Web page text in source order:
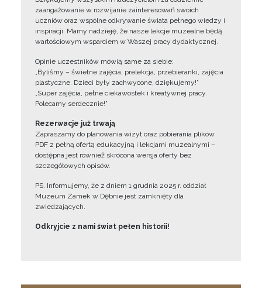
zaangażowanie w rozwijanie zainteresowań swoich
uczniów oraz wspólne odkrywanie świata pełnego wiedzy i
inspiracji. Mamy nadzieję, że nasze lekcje muzealne będą
wartościowym wsparciem w Waszej pracy dydaktycznej.
Opinie uczestników mówią same za siebie:
„Byliśmy – świetne zajęcia, prelekcja, przebieranki, zajęcia
plastyczne. Dzieci były zachwycone, dziękujemy!”
„Super zajęcia, pełne ciekawostek i kreatywnej pracy.
Polecamy serdecznie!”
Rezerwacje już trwają
Zapraszamy do planowania wizyt oraz pobierania plików
PDF z pełną ofertą edukacyjną i lekcjami muzealnymi –
dostępna jest również skrócona wersja oferty bez
szczegółowych opisów.
PS. Informujemy, że z dniem 1 grudnia 2025 r. oddział
Muzeum Zamek w Dębnie jest zamknięty dla
zwiedzających.
Odkryjcie z nami świat pełen historii!